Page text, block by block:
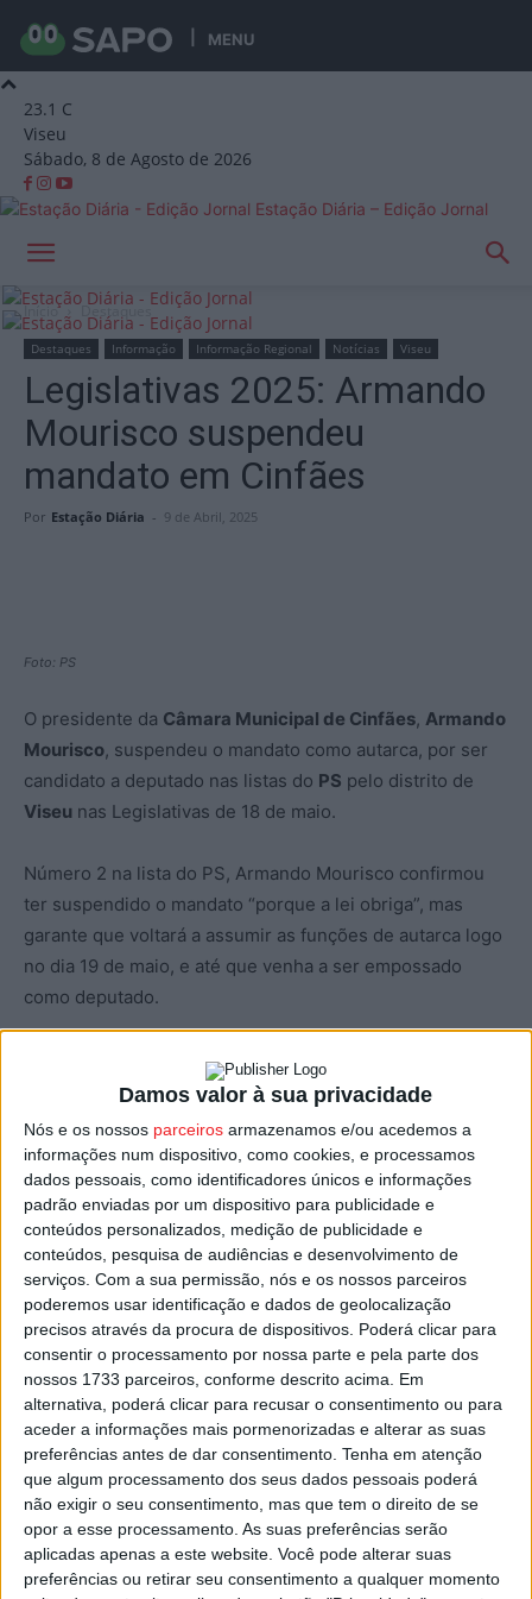
Damos valor à sua privacidade
Nós e os nossos parceiros armazenamos e/ou acedemos a
informações num dispositivo, como cookies, e processamos
dados pessoais, como identificadores únicos e informações
padrão enviadas por um dispositivo para publicidade e
conteúdos personalizados, medição de publicidade e
conteúdos, pesquisa de audiências e desenvolvimento de
serviços. Com a sua permissão, nós e os nossos parceiros
poderemos usar identificação e dados de geolocalização
precisos através da procura de dispositivos. Poderá clicar para
consentir o processamento por nossa parte e pela parte dos
nossos 1733 parceiros, conforme descrito acima. Em
alternativa, poderá clicar para recusar o consentimento ou para
aceder a informações mais pormenorizadas e alterar as suas
preferências antes de dar consentimento. Tenha em atenção
que algum processamento dos seus dados pessoais poderá
não exigir o seu consentimento, mas que tem o direito de se
opor a esse processamento. As suas preferências serão
aplicadas apenas a este website. Você pode alterar suas
preferências ou retirar seu consentimento a qualquer momento
MENU
23.1 C
Viseu
Sábado, 8 de Agosto de 2026
Estação Diária – Edição Jornal
Início Destaques
Destaques Informação Informação Regional Notícias Viseu
Legislativas 2025: Armando
Mourisco suspendeu
mandato em Cinfães
Por Estação Diária - 9 de Abril, 2025
Foto: PS
O presidente da Câmara Municipal de Cinfães, Armando
Mourisco, suspendeu o mandato como autarca, por ser
candidato a deputado nas listas do PS pelo distrito de
Viseu nas Legislativas de 18 de maio.
Número 2 na lista do PS, Armando Mourisco confirmou
ter suspendido o mandato “porque a lei obriga”, mas
garante que voltará a assumir as funções de autarca logo
no dia 19 de maio, e até que venha a ser empossado
como deputado.
Até às eleições, a presidência da Câmara de Cinfães fica
entregue ao número dois do executivo,Serafim
Rodrigues
Armando Mourisco, enfermeiro de profissão, cumpre o
terceiro e último mandato à frente do Município de
Cinfães, eleito pelo PS em 2013, sendo atualmente, o
presidente da Federação de Viseu do Partido Socialista.
É o número 2 na lista do PS pelo círculo eleitoral de
Viseu, distrito onde em 2024 o partido elegeu três
deputados.
Esta e outras notícias para ouvir na Estação Diária – 96.8
FM ou emwww.968.fm
Pub